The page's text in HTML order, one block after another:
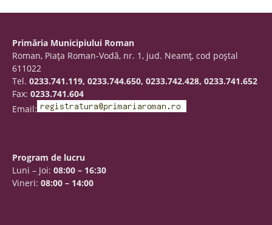
Primăria Municipiului Roman
Roman, Piaţa Roman-Vodă, nr. 1, jud. Neamţ, cod poştal
611022
Tel. 0233.741.119, 0233.744.650, 0233.742.428, 0233.741.652
Fax: 0233.741.604
Email:
Program de lucru
Luni – Joi: 08:00 – 16:30
Vineri: 08:00 – 14:00